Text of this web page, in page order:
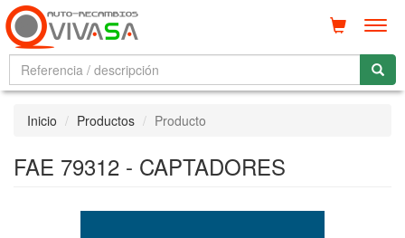
Inicio Productos Producto
FAE 79312 - CAPTADORES